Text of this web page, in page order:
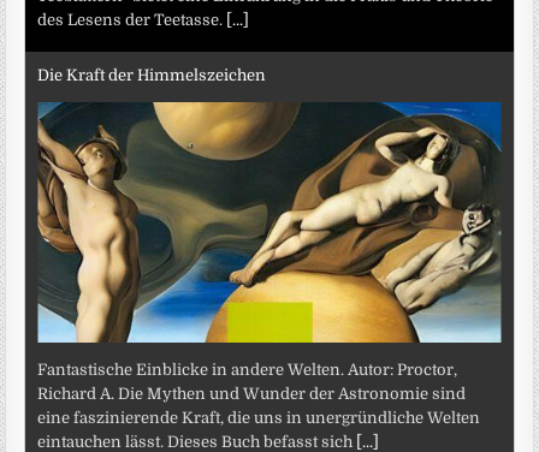
des Lesens der Teetasse.
[...]
Die Kraft der Himmelszeichen
Fantastische Einblicke in andere Welten. Autor: Proctor,
Richard A. Die Mythen und Wunder der Astronomie sind
eine faszinierende Kraft, die uns in unergründliche Welten
eintauchen lässt. Dieses Buch befasst sich
[...]